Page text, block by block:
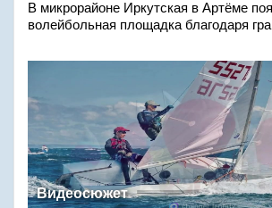
В микрорайоне Иркутская в Артёме
волейбольная площадка благодаря
Видеосюжет